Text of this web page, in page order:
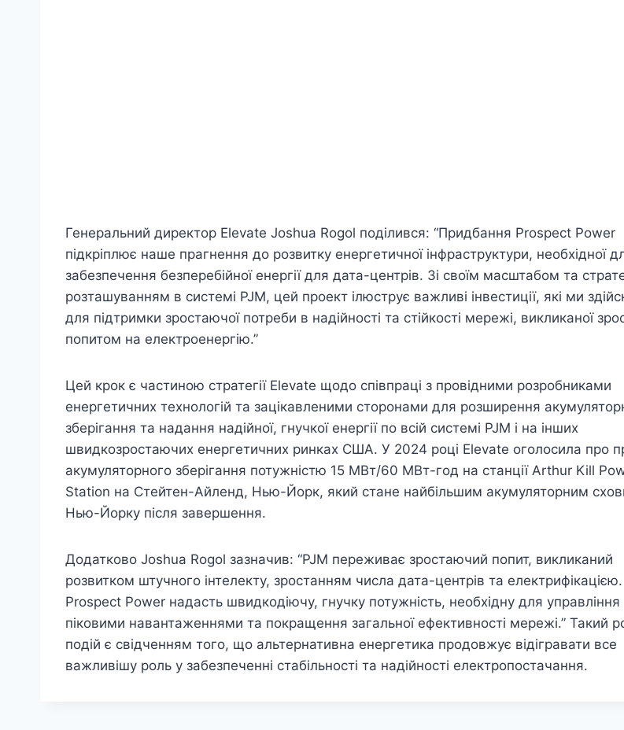
Генеральний директор Elevate Joshua Rogol поділився: “Придбання Prospect Power
підкріплює наше прагнення до розвитку енергетичної інфраструктури, необхідної
забезпечення безперебійної енергії для дата-центрів. Зі своїм масштабом та
розташуванням в системі PJM, цей проект ілюструє важливі інвестиції, які ми
для підтримки зростаючої потреби в надійності та стійкості мережі, викликаної
попитом на електроенергію.”
Цей крок є частиною стратегії Elevate щодо співпраці з провідними розробниками
енергетичних технологій та зацікавленими сторонами для розширення
зберігання та надання надійної, гнучкої енергії по всій системі PJM і на інших
швидкозростаючих енергетичних ринках США. У 2024 році Elevate оголосила про
акумуляторного зберігання потужністю 15 МВт/60 МВт-год на станції Arthur Kill
Station на Стейтен-Айленд, Нью-Йорк, який стане найбільшим акумуляторним
Нью-Йорку після завершення.
Додатково Joshua Rogol зазначив: “PJM переживає зростаючий попит, викликаний
розвитком штучного інтелекту, зростанням числа дата-центрів та електрифікацією.
Prospect Power надасть швидкодіючу, гнучку потужність, необхідну для управління
піковими навантаженнями та покращення загальної ефективності мережі.” Такий
подій є свідченням того, що альтернативна енергетика продовжує відігравати все
важливішу роль у забезпеченні стабільності та надійності електропостачання.